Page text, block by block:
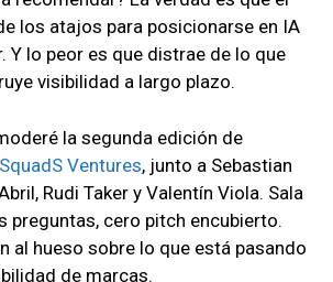
los atajos para posicionarse en IA
Y lo peor es que distrae de lo que
visibilidad a largo plazo.
la segunda edición de
SquadS Ventures, junto a Sebastian
Rudi Taker y Valentín Viola. Sala
preguntas, cero pitch encubierto.
al hueso sobre lo que está pasando
de marcas.